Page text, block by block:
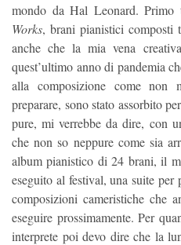
mondo da Hal Leonard. Primo
Works, brani pianistici
anche che la mia vena
quest’ultimo anno di pandemia
alla composizione come non
preparare, sono stato assorbito
pure, mi verrebbe da dire, con
che non so neppure come sia
album pianistico di 24 brani, il
eseguito al festival, una suite
composizioni cameristiche che
eseguire prossimamente. Per
interprete poi devo dire che la